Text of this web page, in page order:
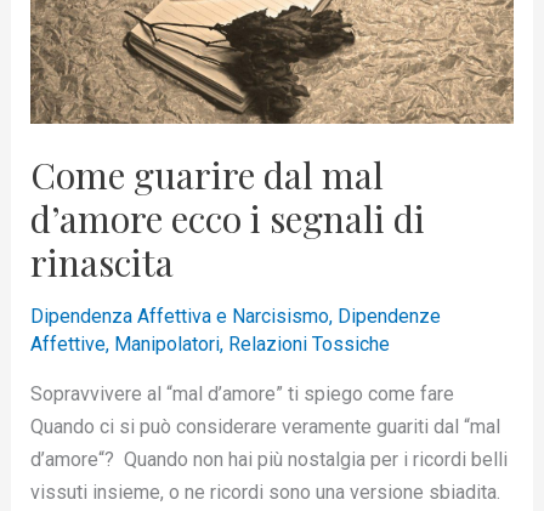
Come guarire dal mal
d’amore ecco i segnali di
rinascita
Dipendenza Affettiva e Narcisismo, Dipendenze
Affettive, Manipolatori, Relazioni Tossiche
Sopravvivere al “mal d’amore” ti spiego come fare
Quando ci si può considerare veramente guariti dal “mal
d’amore“? Quando non hai più nostalgia per i ricordi belli
vissuti insieme, o ne ricordi sono una versione sbiadita.
i
segnali
di
rinascita